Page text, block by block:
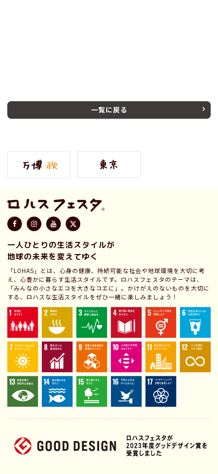
一覧に戻る
一人ひとりの生活スタイルが
地球の未来を変えてゆく
「LOHAS」とは、心身の健康、持続可能な社会や地球環境を大切に考
え、心豊かに暮らす生活スタイルです。ロハスフェスタのテーマは、
「みんなの小さなエコを大きなコエに」。かけがえのないものを大切に
する、ロハスな生活スタイルをぜひ一緒に楽しみましょう！